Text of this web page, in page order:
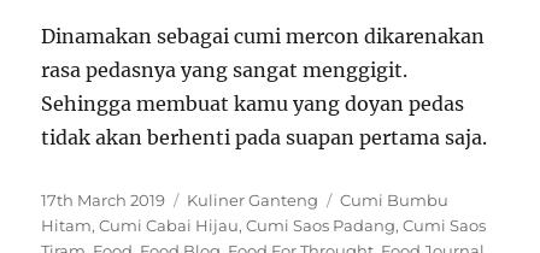
Dinamakan sebagai cumi mercon dikarenakan
rasa pedasnya yang sangat menggigit.
Sehingga membuat kamu yang doyan pedas
tidak akan berhenti pada suapan pertama saja.
P
o
17th March 2019
C
a
Kuliner Ganteng
T
a
Cumi Bumbu
Hitam,Cumi Cabai Hijau,Cumi Saos Padang,Cumi Saos